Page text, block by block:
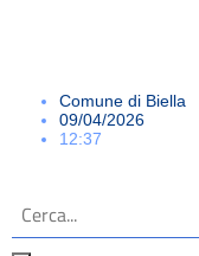
Comune di Biella
09/04/2026
12:37